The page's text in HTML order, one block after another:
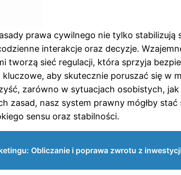
prawa cywilnego nie tylko stabilizują
interakcje oraz decyzje.
tworzą sieć regulacji, która sprzyja
aby skutecznie poruszać się w
zarówno w sytuacjach osobistych, jak
zasad, nasz system prawny mógłby stać
sensu oraz stabilności.
Obliczanie i poprawa zwrotu z inwestycji